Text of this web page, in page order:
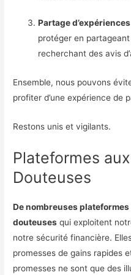
Partage d’expériences
protéger en
recherchant des avis
Ensemble, nous pouvons
profiter d’une expérience de
Restons unis et vigilants.
Plateformes
Douteuses
De nombreuses
douteuses qui exploitent
notre sécurité financière.
promesses de gains rapides
promesses ne sont que des